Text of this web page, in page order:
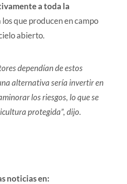
a toda la
los que producen en campo
abierto.
dependían de estos
alternativa sería invertir en
los riesgos, lo que se
protegida”, dijo.
noticias en: